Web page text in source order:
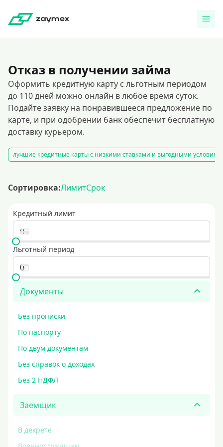
Отказ в получении займа
Оформить кредитную карту с льготным периодом
до 110 дней можно онлайн в любое время суток.
Подайте заявку на понравившееся предложение по
карте, и при одобрении банк обеспечит бесплатную
доставку курьером.
лучшие кредитные карты с низкими ставками и выгодными
Сортировка:ЛимитСрок
Кредитный лимит
Льготный период
Документы
Без прописки
По паспорту
По двум документам
Без справок о доходах
Без 2 НДФЛ
Заемщик
В декрете